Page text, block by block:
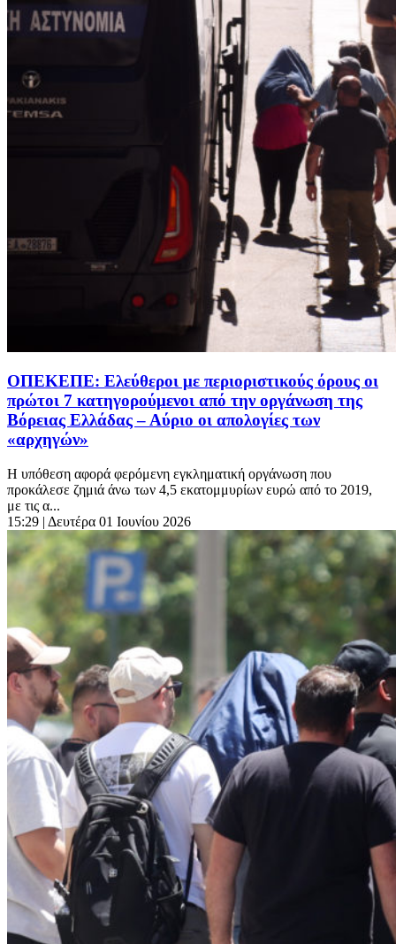
ΟΠΕΚΕΠΕ: Ελεύθεροι με περιοριστικούς όρους οι
πρώτοι 7 κατηγορούμενοι από την οργάνωση της
Βόρειας Ελλάδας – Αύριο οι απολογίες των
«αρχηγών»
Η υπόθεση αφορά φερόμενη εγκληματική οργάνωση που
προκάλεσε ζημιά άνω των 4,5 εκατομμυρίων ευρώ από το 2019,
με τις α...
15:29 | Δευτέρα 01 Ιουνίου 2026